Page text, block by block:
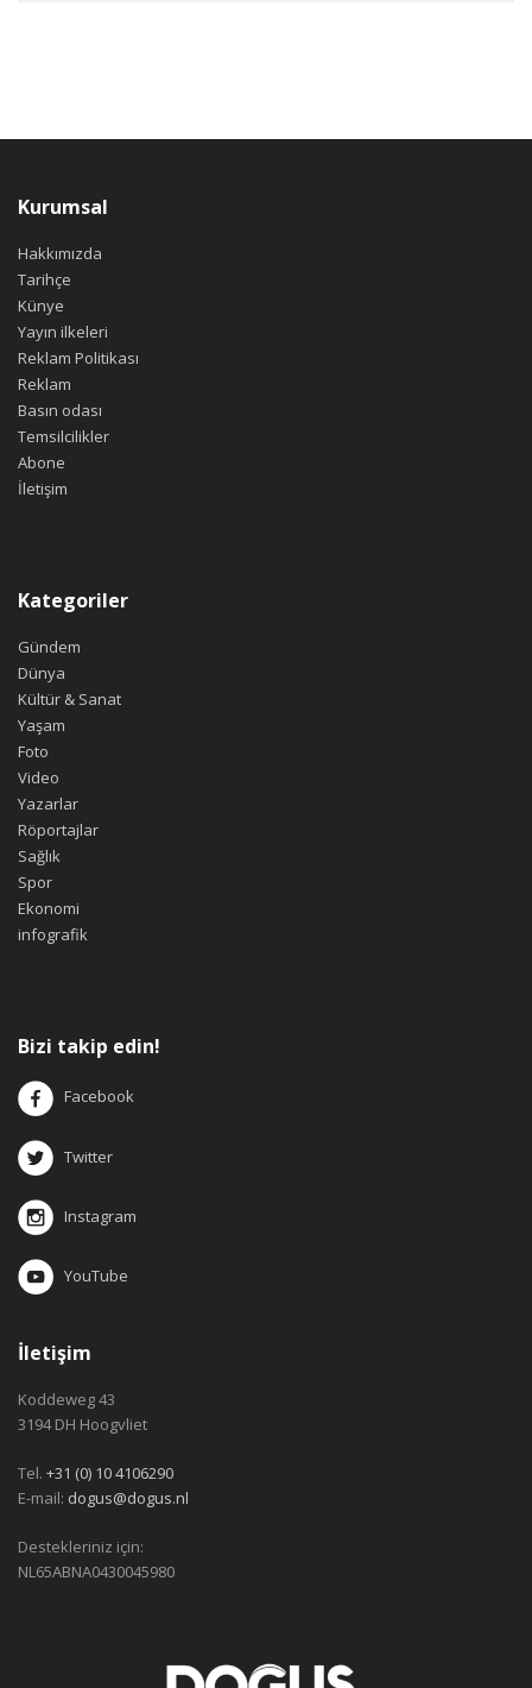
Kurumsal
Hakkımızda
Tarihçe
Künye
Yayın ilkeleri
Reklam Politikası
Reklam
Basın odası
Temsilcilikler
Abone
İletişim
Kategoriler
Gündem
Dünya
Kültür & Sanat
Yaşam
Foto
Video
Yazarlar
Röportajlar
Sağlık
Spor
Ekonomi
infografik
Bizi takip edin!
Facebook
Twitter
Instagram
YouTube
İletişim
Koddeweg 43
3194 DH Hoogvliet
Tel. +31 (0) 10 4106290
E-mail: dogus@dogus.nl
Destekleriniz için:
NL65ABNA0430045980